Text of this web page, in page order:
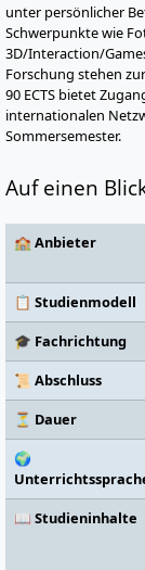
unter persönlicher
Schwerpunkte wie
3D/Interaction/
Forschung stehen
90 ECTS bietet
internationalen
Sommersemester.
Auf einen
🏫 Anbieter
📋 Studienmodell
🎓 Fachrichtung
📜 Abschluss
⏳ Dauer
🌍
📖 Studieninhalte